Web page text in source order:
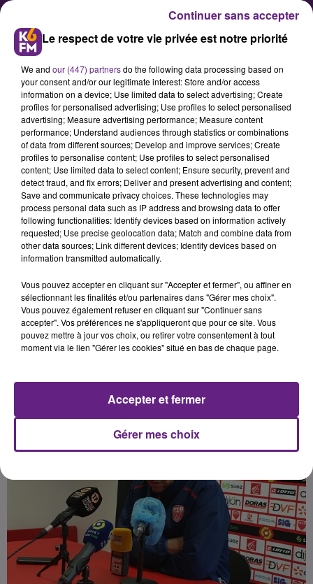
Pression maximum sur le DFCO
Après trois défaites et un match nul
depuis le début de la saison, les
footballeurs dijonnais et le coach,
David Linarès, sont attendus au
tournant ce samedi à domicile pour
Club.
Publié : 21 août 2021 à 7h00 par Fabrice Aubry
Le respect de votre vie privée est notre priorité
We and our (447) partnersdo the following data processing based on
your consent and/or our legitimate interest: Store and/or access
information on a device; Use limited data to select advertising; Create
profiles for personalised advertising; Use profiles to select personalised
advertising; Measure advertising performance; Measure content
performance; Understand audiences through statistics or combinations
of data from different sources; Develop and improve services; Create
profiles to personalise content; Use profiles to select personalised
content; Use limited data to select content; Ensure security, prevent and
detect fraud, and fix errors; Deliver and present advertising and content;
Save and communicate privacy choices. These technologies may
process personal data such as IP address and browsing data to offer
following functionalities: Identify devices based on information actively
requested; Use precise geolocation data; Match and combine data from
other data sources; Link different devices; Identify devices based on
information transmitted automatically.
Vous pouvez accepter en cliquant sur "Accepter et fermer", ou affiner en
sélectionnant les finalités et/ou partenaires dans "Gérer mes choix".
Vous pouvez également refuser en cliquant sur "Continuer sans
accepter". Vos préférences ne s'appliqueront que pour ce site. Vous
pouvez mettre à jour vos choix, ou retirer votre consentement à tout
moment via le lien "Gérer les cookies" situé en bas de chaque page.
Gérer mes choix
Accepter et fermer
Continuer sans accepter